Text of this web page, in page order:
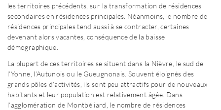
les territoires précédents, sur la transformation de résidences
secondaires en résidences principales. Néanmoins, le nombre de
résidences principales tend aussi à se contracter, certaines
devenant alors vacantes, conséquence de la baisse
démographique.
La plupart de ces territoires se situent dans la Nièvre, le sud de
l’Yonne, l’Autunois ou le Gueugnonais. Souvent éloignés des
grands pôles d’activités, ils sont peu attractifs pour de nouveaux
habitants et leur population est relativement âgée. Dans
l’agglomération de Montbéliard, le nombre de résidences